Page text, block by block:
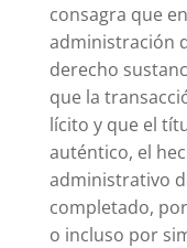
consagra que
administración
derecho
que la
lícito y que el
auténtico, el
administrativo
completado,
o incluso por